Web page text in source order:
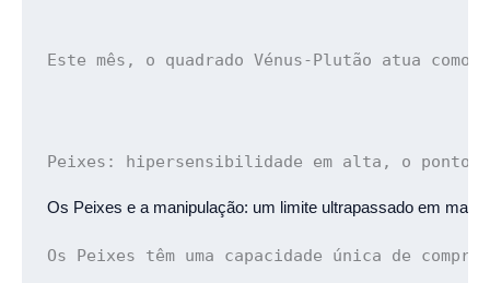
Este mês, o quadrado Vénus-Plutão atua
Peixes: hipersensibilidade em alta, o ponto
Os Peixes e a manipulação: um limite ultrapassado em
Os Peixes têm uma capacidade única de